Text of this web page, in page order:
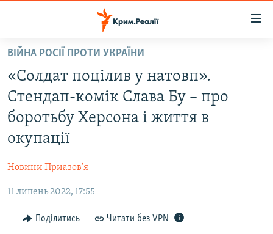
Перейти
основного
матеріалу
Перейти
до
основної
Перейти
до
ВОДА.КРИМ
ВІДЕО ТА ФОТО
ІНТЕРВ'Ю
ВСЕ ЗА ДЕНЬ
ВІЙНА РОСІЇ ПРОТИ УКРАЇНИ
«Солдат поцілив у натовп».
Стендап-комік Слава Бу – про
боротьбу Херсона і життя в
окупації
Новини Приазов'я
11 липень 2022, 17:55
Поділитись Читати без VPN